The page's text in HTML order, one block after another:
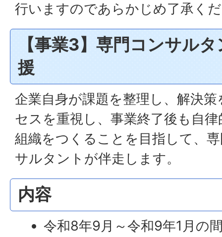
行いますのであらかじめ了承く
【事業3】専門コンサル
援
企業自身が課題を整理し、解決
セスを重視し、事業終了後も自
組織をつくることを目指して、
サルタントが伴走します。
内容
令和8年9月～令和9年1月の